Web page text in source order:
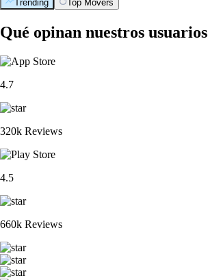
Trending Top Movers
Qué opinan nuestros usuarios
4.7
320k Reviews
4.5
660k Reviews